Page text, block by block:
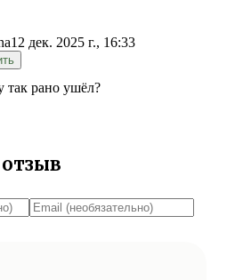
12 дек. 2025 г., 16:33
так рано ушёл?